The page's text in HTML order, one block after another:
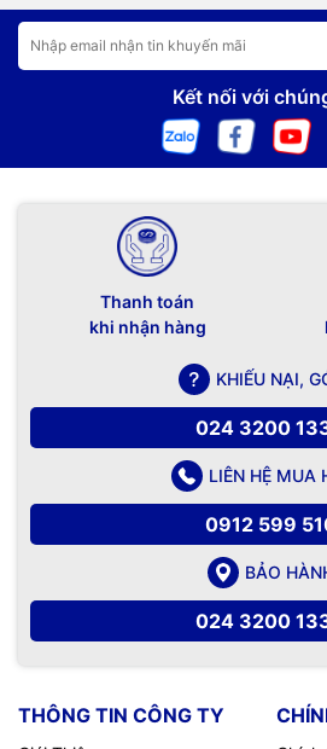
Kết nối với
Thanh toán
khi nhận hàng
KHIẾU NẠI,
024 3200
LIÊN HỆ MUA
0912 599
BẢO
024 3200
THÔNG TIN CÔNG TY